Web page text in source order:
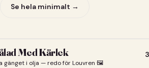
Se hela minimalt →
Med Kärlek
gänget i olja — redo för Louvren 🖼️